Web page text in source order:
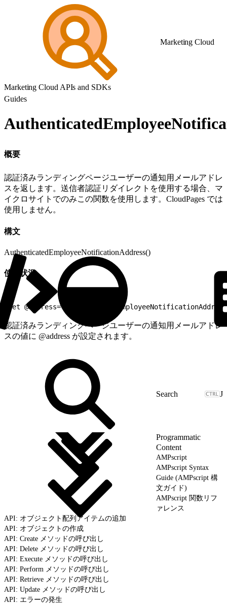
Marketing Cloud
Marketing Cloud APIs and SDKs
Guides
概要
認証済みランディングページユーザーの通知用メールアドレ
スを返します。送信者認証リダイレクトを使用する場合、マ
イクロサイトでのみこの関数を使用します。CloudPages では
使用しません。
構文
AuthenticatedEmployeeNotificationAddress()
使用状況
set @address=
認証済みランディングページユーザーの通知用メールアドレ
スの値に @address が設定されます。
J
Programmatic
Content
AMPscript
AMPscript Syntax
Guide (AMPscript 構
文ガイド)
AMPscript 関数リフ
ァレンス
API: オブジェクト配列アイテムの追加
API: オブジェクトの作成
API: Create メソッドの呼び出し
API: Delete メソッドの呼び出し
API: Execute メソッドの呼び出し
API: Perform メソッドの呼び出し
API: Retrieve メソッドの呼び出し
API: Update メソッドの呼び出し
API: エラーの発生